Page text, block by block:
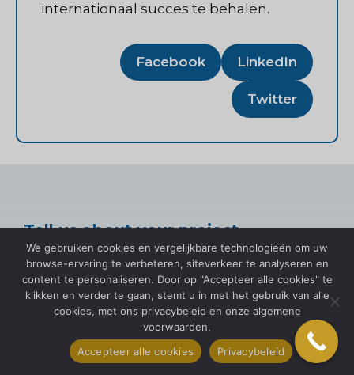
internationaal succes te behalen.
Facebook LinkedIn
Twitter
Tell us about your project
We gebruiken cookies en vergelijkbare technologieën om uw
browse-ervaring te verbeteren, siteverkeer te analyseren en
content te personaliseren. Door op "Accepteer alle cookies" te
klikken en verder te gaan, stemt u in met het gebruik van alle
cookies, met ons privacybeleid en onze algemene
voorwaarden.
Accepteer alle cookies
Privacybeleid